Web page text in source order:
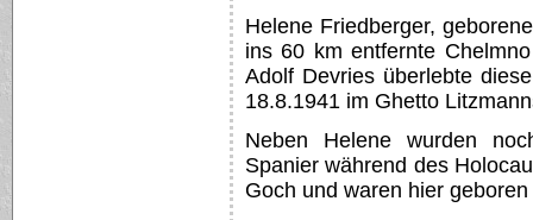
Helene Friedberger,
ins 60 km entfernte
Adolf Devries überlebte
18.8.1941 im Ghetto
Neben Helene wurden
Spanier während des
Goch und waren hier